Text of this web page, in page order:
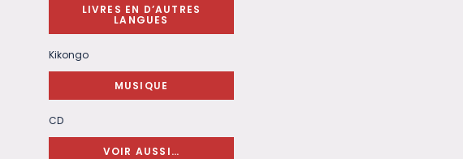
LIVRES EN D’AUTRES
LANGUES
Kikongo
MUSIQUE
CD
VOIR AUSSI…